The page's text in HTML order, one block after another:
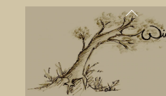
Back
To
Top